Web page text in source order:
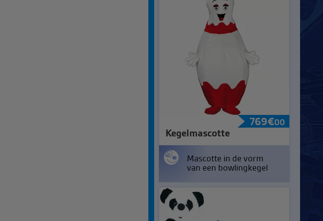
769€00
Kegelmascotte
Mascotte in de vorm
van een bowlingkegel